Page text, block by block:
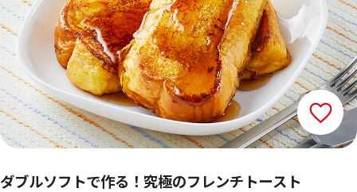
ダブルソフトで作る！究極のフレンチトースト